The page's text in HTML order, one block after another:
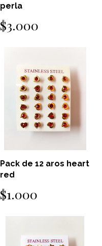
perla
$3.000
Pack de 12 aros heart
red
$1.000